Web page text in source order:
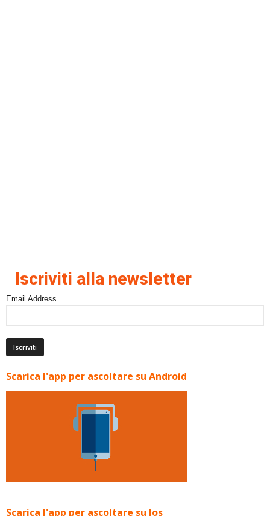
Iscriviti alla newsletter
Email Address
Scarica l'app per ascoltare su Android
Scarica l'app per ascoltare su Ios